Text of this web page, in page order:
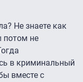
Не знаете как
потом не
в криминальный
вместе с